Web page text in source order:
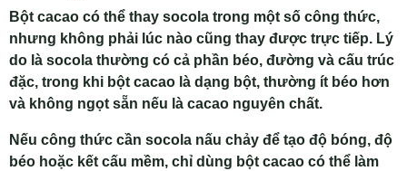
Bột cacao có thể thay socola trong một số công thức,
nhưng không phải lúc nào cũng thay được trực tiếp. Lý
do là socola thường có cả phần béo, đường và cấu trúc
đặc, trong khi bột cacao là dạng bột, thường ít béo hơn
và không ngọt sẵn nếu là cacao nguyên chất.
Nếu công thức cần socola nấu chảy để tạo độ bóng, độ
béo hoặc kết cấu mềm, chỉ dùng bột cacao có thể làm